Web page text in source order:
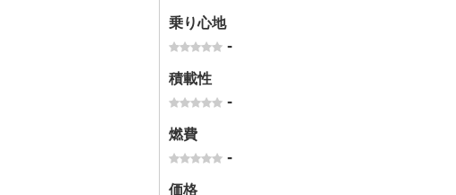
乗り心地
-
積載性
-
燃費
-
価格